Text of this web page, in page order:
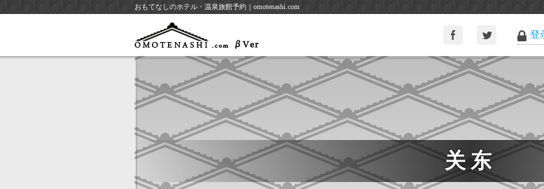
おもてなしのホテル・温泉旅館予約｜omotenashi.com
登
关东